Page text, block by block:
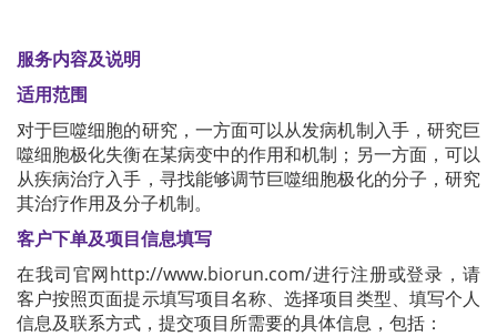
服务内容及说明
适用范围
对于巨噬细胞的研究，一方面可以从发病机制入手，研究巨
噬细胞极化失衡在某病变中的作用和机制；另一方面，可以
从疾病治疗入手，寻找能够调节巨噬细胞极化的分子，研究
其治疗作用及分子机制。
客户下单及项目信息填写
在我司官网http://www.biorun.com/进行注册或登录，请
客户按照页面提示填写项目名称、选择项目类型、填写个人
信息及联系方式，提交项目所需要的具体信息，包括：